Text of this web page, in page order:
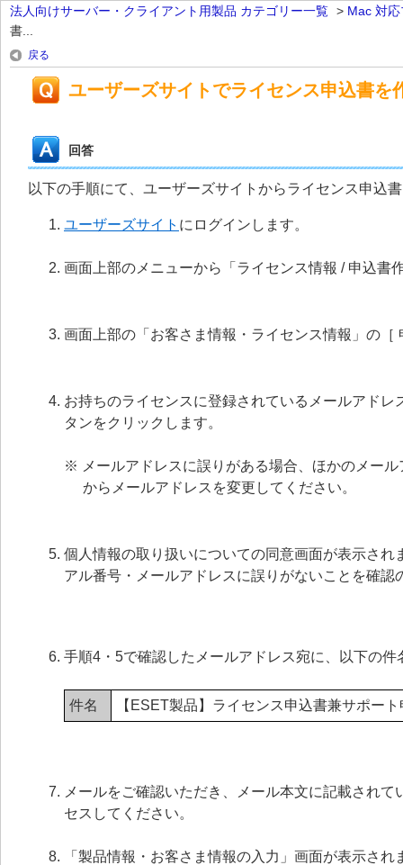
法人向けサーバー・クライアント用製品 カテゴリー一覧 > Mac 対
書...
戻る
ユーザーズサイトでライセンス申込書を
回答
以下の手順にて、ユーザーズサイトからライセンス申込
ユーザーズサイト にログインします。
画面上部のメニューから「ライセンス情報 / 申込書
画面上部の「お客さま情報・ライセンス情報」の
お持ちのライセンスに登録されているメールアド
タンをクリックします。
※ メールアドレスに誤りがある場合、ほかのメー
からメールアドレスを変更してください。
個人情報の取り扱いについての同意画面が表示さ
アル番号・メールアドレスに誤りがないことを確
手順4・5で確認したメールアドレス宛に、以下の
件名 【ESET製品】ライセンス申込書兼サポー
メールをご確認いただき、メール本文に記載され
セスしてください。
「製品情報・お客さま情報の入力」画面が表示さ